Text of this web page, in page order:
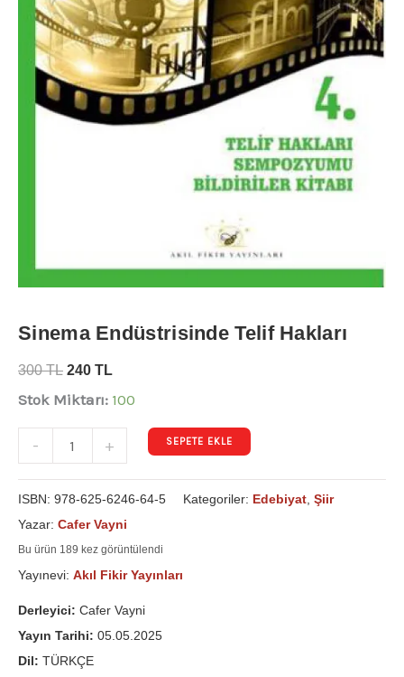
Sinema Endüstrisinde Telif Hakları
300TL 240 TL
Stok Miktarı: 100
- + SEPETE EKLE
ISBN: 978-625-6246-64-5 Kategoriler: Edebiyat Şiir
Yazar: Cafer Vayni
Bu ürün 189 kez görüntülendi
Yayınevi: Akıl Fikir Yayınları
Derleyici: Cafer Vayni
Yayın Tarihi: 05.05.2025
Dil: TÜRKÇE